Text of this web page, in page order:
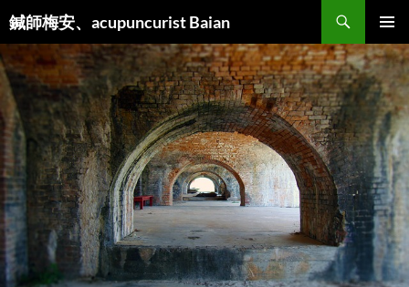
鍼師梅安、acupuncurist Baian
索
メインメ
ニュー
テ
ン
ツ
へ
キ
ッ
プ